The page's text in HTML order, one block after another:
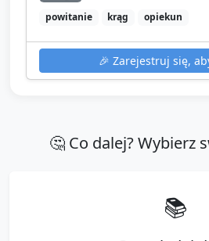
powitanie
krąg opiekun
🎉 Zarejestruj się,
🤔 Co dalej? Wybierz
📚